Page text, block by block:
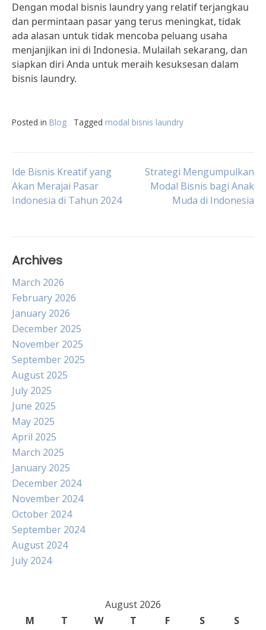
Dengan modal bisnis laundry yang relatif terjangkau
dan permintaan pasar yang terus meningkat, tidak
ada alasan untuk tidak mencoba peluang usaha
menjanjikan ini di Indonesia. Mulailah sekarang, dan
siapkan diri Anda untuk meraih kesuksesan dalam
bisnis laundry.
Posted in Blog Tagged modal bisnis laundry
Post
navigation
Ide Bisnis Kreatif yang
Akan Merajai Pasar
Indonesia di Tahun 2024
Strategi Mengumpulkan
Modal Bisnis bagi Anak
Muda di Indonesia
Archives
March 2026
February 2026
January 2026
December 2025
November 2025
September 2025
August 2025
July 2025
June 2025
May 2025
April 2025
March 2025
January 2025
December 2024
November 2024
October 2024
September 2024
August 2024
July 2024
August 2026
M
T W T F S S